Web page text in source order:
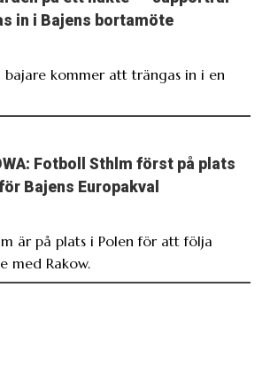
in i Bajens bortamöte
kommer att trängas in i en
Fotboll Sthlm först på plats
Bajens Europakval
är på plats i Polen för att följa
med Rakow.